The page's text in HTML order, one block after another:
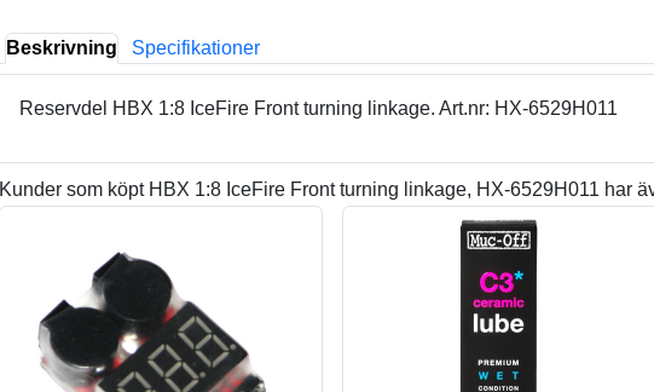
Beskrivning Specifikationer
Reservdel HBX 1:8 IceFire Front turning linkage. Art.nr: HX-6529H011
Kunder som köpt HBX 1:8 IceFire Front turning linkage, HX-6529H011 har